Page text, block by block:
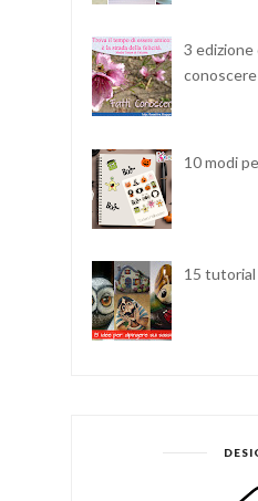
3
10 modi
15 tutorial